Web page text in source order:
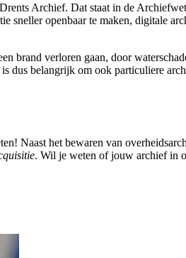
Archief. Dat staat in de
sneller openbaar te maken, digitale
brand verloren gaan, door
dus belangrijk om ook particuliere
Naast het bewaren van
. Wil je weten of jouw archief in